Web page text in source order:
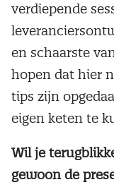
verdiepende
en schaarste
hopen dat hier
tips zijn
eigen keten te
Wil je
gewoon de